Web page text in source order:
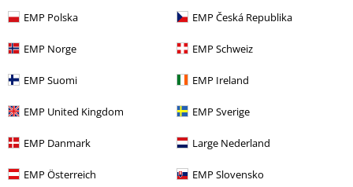
EMP Polska EMP Česká Republika
EMP Norge EMP Schweiz
EMP Suomi EMP Ireland
EMP United Kingdom EMP Sverige
EMP Danmark Large Nederland
EMP Österreich EMP Slovensko
Kč 679,00
More categories. More options.
Oblečení Košile s dlouhým rukávem